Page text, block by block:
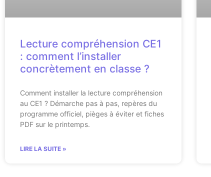
Lecture compréhension CE1
: comment l’installer
concrètement en classe ?
Comment installer la lecture compréhension
au CE1 ? Démarche pas à pas, repères du
programme officiel, pièges à éviter et fiches
PDF sur le printemps.
LIRE LA SUITE »